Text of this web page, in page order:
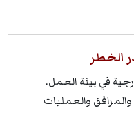
الخطر
في بيئة العمل.
والعمليات